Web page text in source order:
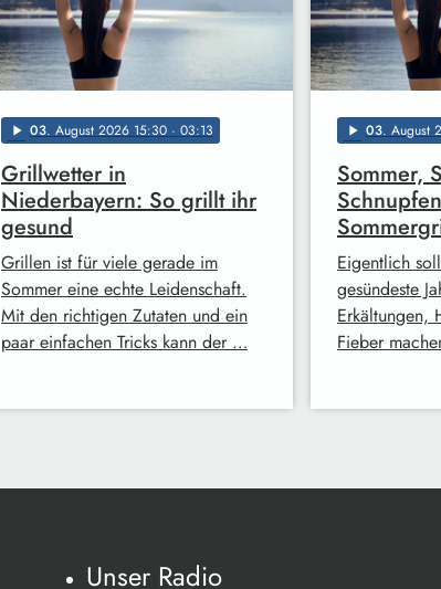
play_arrow 03. August 2026 15:30 · 03:13
Grillwetter in
Niederbayern: So grillt ihr
gesund
Grillen ist für viele gerade im
Sommer eine echte Leidenschaft.
Mit den richtigen Zutaten und ein
paar einfachen Tricks kann der …
play_arrow 03. August
Sommer,
Eigentlich
gesündeste
Erkältungen,
Fieber
Unser Radio